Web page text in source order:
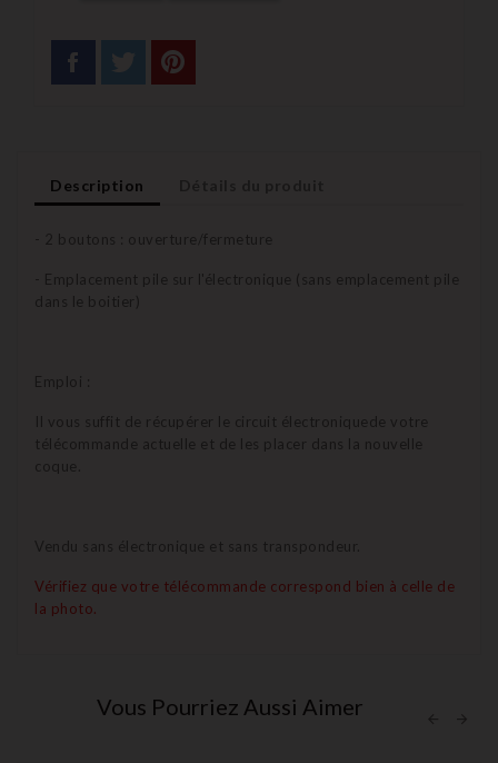
Description
- 2 boutons : ouverture/fermeture
- Emplacement pile sur l'électronique (sans emplacement pile
dans le boitier)
Emploi :
Il vous suffit de récupérer le circuit électroniquede votre
télécommande actuelle et de les placer dans la nouvelle
coque.
Vendu sans électronique et sans transpondeur.
Vérifiez que votre télécommande correspond bien à celle de
la photo.
Vous Pourriez Aussi Aimer